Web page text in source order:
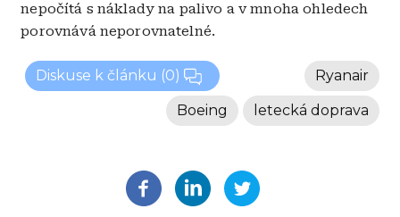
nepočítá s náklady na palivo a v mnoha ohledech
porovnává neporovnatelné.
Diskuse k článku (0) Ryanair
letecká doprava
Boeing